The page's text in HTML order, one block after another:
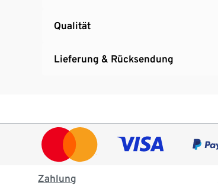
Qualität
Lieferung & Rücksendung
Zahlung